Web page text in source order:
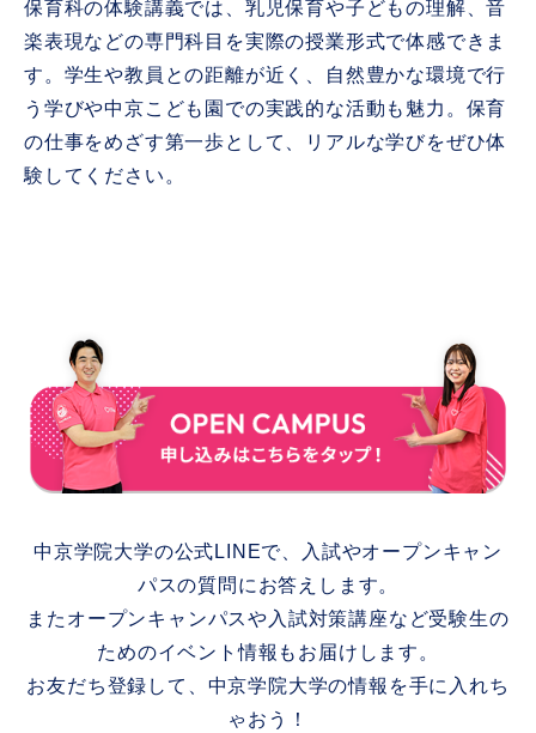
保育科の体験講義では、乳児保育や子どもの理解、音
楽表現などの専門科目を実際の授業形式で体感できま
す。学生や教員との距離が近く、自然豊かな環境で行
う学びや中京こども園での実践的な活動も魅力。保育
の仕事をめざす第一歩として、リアルな学びをぜひ体
験してください。
中京学院大学の公式LINEで、入試やオープンキャン
パスの質問にお答えします。
またオープンキャンパスや入試対策講座など受験生の
ためのイベント情報もお届けします。
お友だち登録して、中京学院大学の情報を手に入れち
ゃおう！